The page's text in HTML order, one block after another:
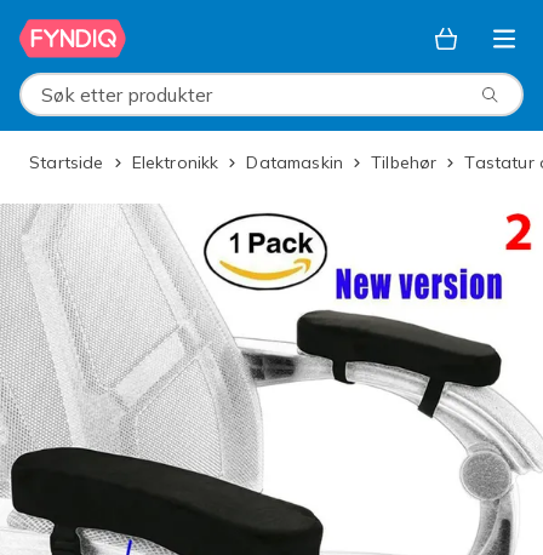
Hopp til hovedinnhold
Søk etter produkter
Startside Elektronikk Datamaskin Tilbehør Tastatur